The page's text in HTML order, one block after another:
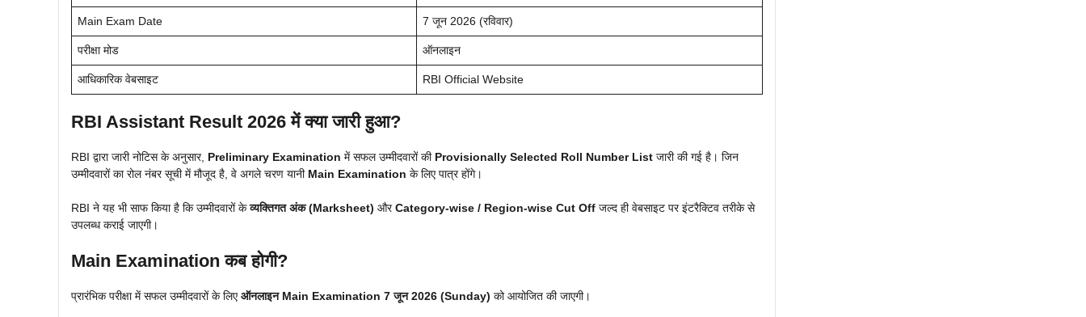
Main Exam Date 7 जून 2026 (रविवार)
परीक्षा मोड ऑनलाइन
आधिकारिक वेबसाइट RBI Official Website
RBI Assistant Result 2026 में क्या जारी हुआ?
RBI द्वारा जारी नोटिस के अनुसार, Preliminary Examination में सफल उम्मीदवारों की Provisionally Selected Roll Number List जारी की गई है। जिन
उम्मीदवारों का रोल नंबर सूची में मौजूद है, वे अगले चरण यानी Main Examination के लिए पात्र होंगे।
RBI ने यह भी साफ किया है कि उम्मीदवारों केव्यक्तिगत अंक (Marksheet) औरCategory-wise / Region-wise Cut Off जल्द ही वेबसाइट पर इंटरैक्टिव तरीके से
उपलब्ध कराई जाएगी।
Main Examination कब होगी?
प्रारंभिक परीक्षा में सफल उम्मीदवारों के लिएऑनलाइन Main Examination 7 जून 2026 (Sunday) को आयोजित की जाएगी।